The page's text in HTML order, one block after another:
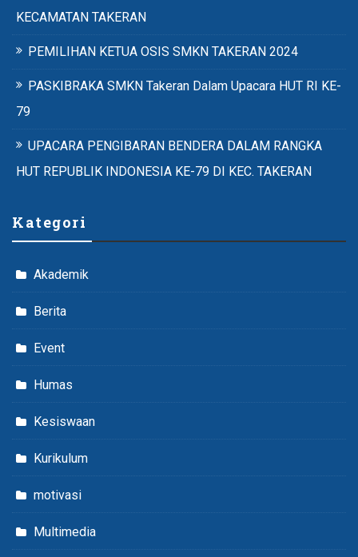
KECAMATAN TAKERAN
PEMILIHAN KETUA OSIS SMKN TAKERAN 2024
PASKIBRAKA SMKN Takeran Dalam Upacara HUT RI KE-
79
UPACARA PENGIBARAN BENDERA DALAM RANGKA
HUT REPUBLIK INDONESIA KE-79 DI KEC. TAKERAN
Kategori
Akademik
Berita
Event
Humas
Kesiswaan
Kurikulum
motivasi
Multimedia